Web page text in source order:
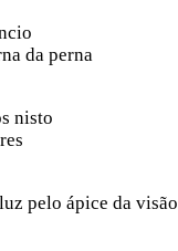
da perna
nisto
pelo ápice da visão